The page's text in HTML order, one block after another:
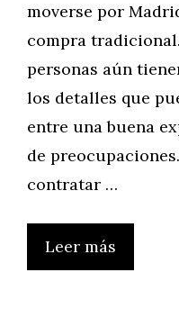
moverse por
compra
personas aún
los detalles que
entre una buena
de
contratar …
Leer más